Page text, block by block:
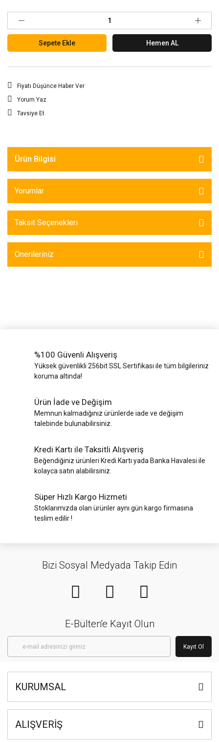
Sepete Ekle Hemen AL
Fiyatı Düşünce Haber Ver
Yorum Yaz
Tavsiye Et
Ürün Bilgisi
Yorumlar
Taksit Seçenekleri
Önerileriniz
%100 Güvenli Alışveriş
Yüksek güvenlikli 256bit SSL Sertifikası ile tüm bilgileriniz
koruma altında!
Ürün İade ve Değişim
Memnun kalmadığınız ürünlerde iade ve değişim
talebinde bulunabilirsiniz.
Kredi Kartı ile Taksitli Alışveriş
Beğendiğiniz ürünleri Kredi Kartı yada Banka Havalesi ile
kolayca satın alabilirsiniz.
Süper Hızlı Kargo Hizmeti
Stoklarımızda olan ürünler aynı gün kargo firmasına
teslim edilir !
Bizi Sosyal Medyada Takip Edin
E-Bülten'e Kayıt Olun
Kayıt Ol
KURUMSAL
ALIŞVERİŞ